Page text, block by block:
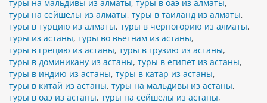
туры на мальдивы из алматы, туры в оаэ из алматы,
туры на сейшелы из алматы, туры в таиланд из алматы,
туры в турцию из алматы, туры в черногорию из алматы,
туры из астаны, туры во вьетнам из астаны,
туры в грецию из астаны, туры в грузию из астаны,
туры в доминикану из астаны, туры в египет из астаны,
туры в индию из астаны, туры в катар из астаны,
туры в китай из астаны, туры на мальдивы из астаны,
туры в оаэ из астаны, туры на сейшелы из астаны,